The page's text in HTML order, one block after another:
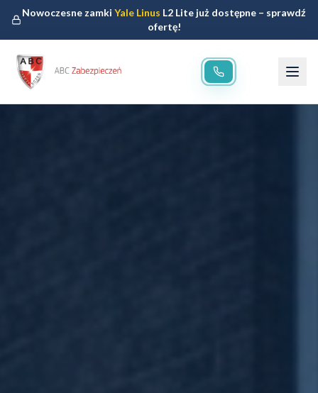
Nowoczesne zamkiYale Linus L2 Lite już dostępne – sprawdź
ofertę!